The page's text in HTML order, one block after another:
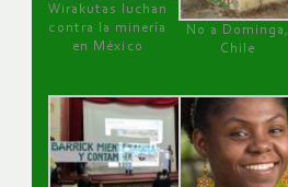
Wirakutas luchan
contra la minería
en México
No a Dominga,
Chile